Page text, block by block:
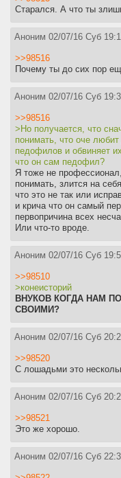
Старался. А что ты
Аноним 02/07/16 Суб
>>98516
Почему ты до сих пор
Аноним 02/07/16 Суб
>>98516
>Но получается, что
понимать, что оче
педофилов и обвиняет
что он сам педофил?
Я тоже не
понимать, злится на
что это не так или
и крича что он самый
первопричина всех
Или что-то вроде.
Аноним 02/07/16 Суб
>>98510
>конеисторий
ВНУКОВ КОГДА НАМ
СВОИМИ?
Аноним 02/07/16 Суб
>>98520
С лошадьми это
Аноним 02/07/16 Суб
>>98521
Это же хорошо.
Аноним 02/07/16 Суб